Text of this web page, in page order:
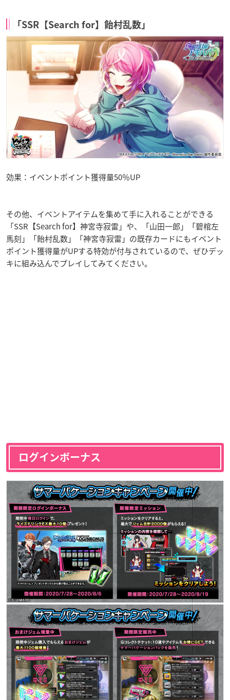
「SSR【Search for】飴村乱数」
効果：イベントポイント獲得量50％UP
その他、イベントアイテムを集めて手に入れることができる
「SSR【Search for】神宮寺寂雷」や、「山田一郎」「碧棺左
馬刻」「飴村乱数」「神宮寺寂雷」の既存カードにもイベント
ポイント獲得量がUPする特効が付与されているので、ぜひデッ
キに組み込んでプレイしてみてください。
ログインボーナス